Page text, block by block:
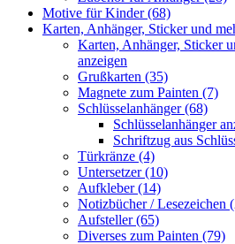
Motive für Kinder (68)
Karten, Anhänger, Sticker und
Karten, Anhänger, Sticker
anzeigen
Grußkarten (35)
Magnete zum Painten (7)
Schlüsselanhänger (68)
Schlüsselanhänger
Schriftzug aus
Türkränze (4)
Untersetzer (10)
Aufkleber (14)
Notizbücher / Lesezeichen
Aufsteller (65)
Diverses zum Painten (79)